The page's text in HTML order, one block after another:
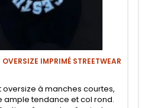
IMPRIMÉ STREETWEAR
oversize à manches courtes,
ample tendance et col rond.